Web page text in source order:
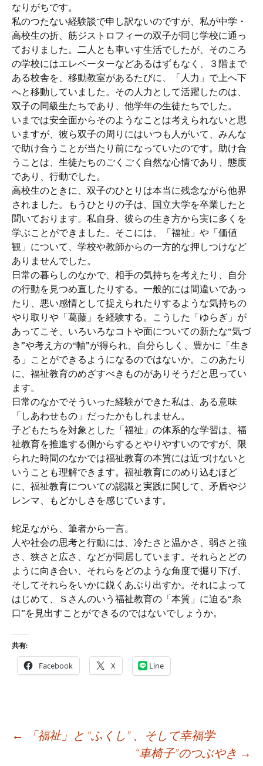
なりがちです。
私のつたない経験談で申し訳ないのですが、私が中学・
高校生の折、筋ジストロフィーの双子が同じ学校に通っ
ておりました。二人とも車いす生活でしたが、そのころ
の学校にはエレベーターなどあるはずもなく、３階まで
ある校舎を、移動教室があるたびに、「人力」で上へ下
へと移動していました。その人力として活躍したのは、
双子の同級生たちであり、他学年の生徒たちでした。
いまでは安全面からそのようなことは考えられないと思
いますが、彼ら双子の周りにはいつも人がいて、みんな
で助け合うことが当たり前になっていたのです。助け合
うことは、生徒たちのごくごく自然な心情であり、態度
であり、行動でした。
高校生のときに、双子のひとりは本当に残念ながら他界
されました。もうひとりの子は、国立大学を卒業したと
聞いております。私自身、彼らの生き方から実に多くを
学ぶことができました。そこには、「福祉」や「価値
観」について、学校や教師からの一方的な押しつけなど
ありませんでした。
日常の暮らしのなかで、相手の気持ちを考えたり、自分
の行動を見つめ直したりする。一般的には間違いであっ
たり、悪い感情として捉えられたりするような気持ちの
やり取りや「葛藤」を経験する。こうした「ゆらぎ」が
あってこそ、いろいろなコトや面についての新たな“気づ
き”や考え方の“軸”が得られ、自分らしく、豊かに「生き
る」ことができるようになるのではないか。このあたり
に、福祉教育のめざすべきものがありそうだと思ってい
ます。
日常のなかでそういった経験ができた私は、ある意味
「しあわせもの」だったかもしれません。
子どもたちを対象とした「福祉」の体系的な学習は、福
祉教育を推進する側からするとやりやすいのですが、限
られた時間のなかでは福祉教育の本質には近づけないと
いうことも理解できます。福祉教育にのめり込むほど
に、福祉教育についての認識と実践に関して、矛盾やジ
レンマ、もどかしさを感じています。
蛇足ながら、筆者から一言。
人や社会の思考と行動には、冷たさと温かさ、弱さと強
さ、狭さと広さ、などが同居しています。それらとどの
ように向き合い、それらをどのような角度で掘り下げ、
そしてそれらをいかに鋭くあぶり出すか。それによって
はじめて、Ｓさんのいう福祉教育の「本質」に迫る“糸
口”を見出すことができるのではないでしょうか。
共有:
Facebook X Line
←
「福祉」と “ふくし” 、そして幸福学
“車椅子”のつぶやき →